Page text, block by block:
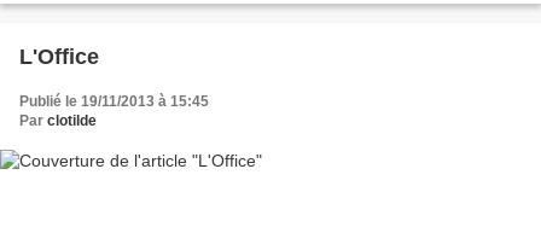
L'Office
Publié le 19/11/2013 à 15:45
Par clotilde